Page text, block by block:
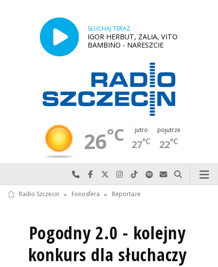
SŁUCHAJ TERAZ
IGOR HERBUT, ZALIA, VITO
BAMBINO - NARESZCIE
26°C jutro
27°C
pojutrze
22°C
Najlepiej po prostu do nas zadzwoń
Odwiedź nas na Facebook-u
Odwiedź nas na X
Odwiedź nas na Instagram-ie
Odwiedź nas na TikTok-u
Szukaj nas na Spotify
Wyślij do nas
Szukaj
Radio Szczecin » Fonosfera » Reportaże
Pogodny 2.0 - kolejny
konkurs dla słuchaczy